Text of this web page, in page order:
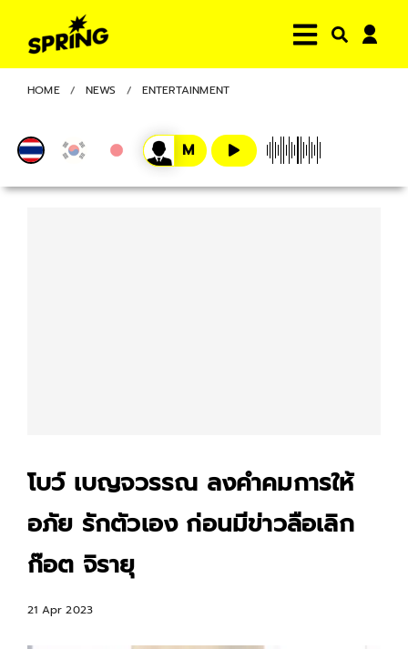
HOME NEWS ENTERTAINMENT
โบว์ เบญจวรรณ ลงคำคมการให้
อภัย รักตัวเอง ก่อนมีข่าวลือเลิก
ก๊อต จิรายุ
21 Apr 2023